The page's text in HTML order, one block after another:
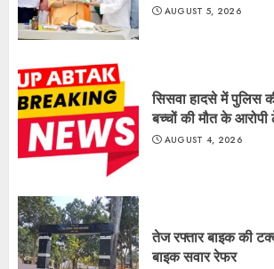
AUGUST 5, 2026
सिसवा हादसे में पुलिस
बच्चों की मौत के
AUGUST 4, 2026
तेज रफ्तार बाइक की
बाइक सवार रेफर